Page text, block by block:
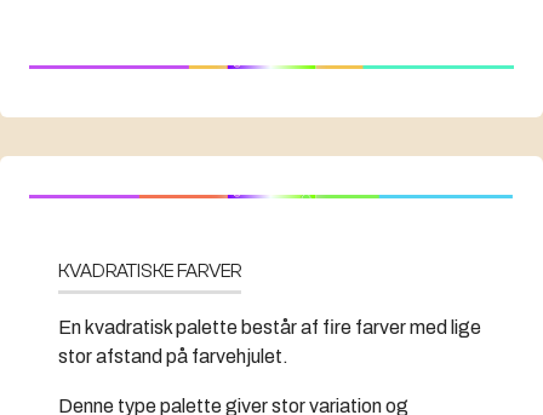
KVADRATISKE FARVER
En kvadratisk palette består af fire farver med lige
stor afstand på farvehjulet.
Denne type palette giver stor variation og